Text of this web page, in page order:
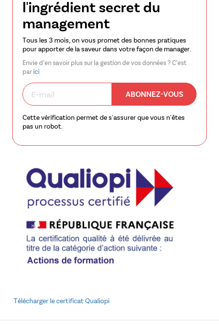
l'ingrédient secret du
management
Tous les 3 mois, on vous promet des bonnes pratiques
pour apporter de la saveur dans votre façon de manager.
Envie d’en savoir plus sur la gestion de vos données ? C’est
parici
Cette vérification permet de s'assurer que vous n'êtes
pas un robot.
ABONNEZ-VOUS
Télécharger le certificat Qualiopi